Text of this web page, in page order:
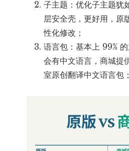
子主题：优化子主题犹
层安全壳，更好用，原
性化修改；
语言包：基本上 99%
会有中文语言，商城提
室原创翻译中文语言包；